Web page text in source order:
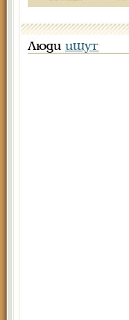
Люди ищут